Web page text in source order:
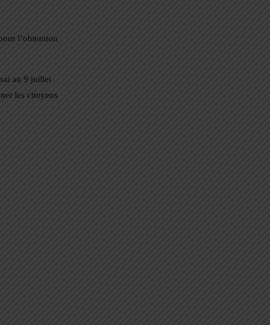
l’obtention
au 9 juillet
les citoyens